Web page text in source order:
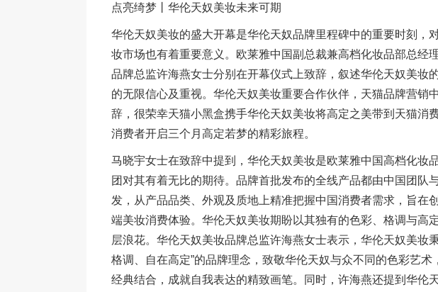
点亮绮梦丨华伦天奴美妆未来可期
华伦天奴美妆的盛大开幕是华伦天奴品牌里程碑中的重要时刻，
妆市场也有着重要意义。欧莱雅中国副总裁兼高档化妆品部总经
品牌总监许海燕女士分别在开幕仪式上致辞，叙述华伦天奴美妆
的无限信心及重视。华伦天奴美妆重要合作伙伴，天猫品牌营销
辞，很荣幸天猫小黑盒携手华伦天奴美妆将高定之美带到天猫消
消费者开启三个月高定若梦的精彩旅程。
马晓宇女士在致辞中提到，华伦天奴美妆是欧莱雅中国高档化妆
团对其有着无比的期待。品牌首批发布的全线产品都由中国团队
发，从产品品类、外观及质地上精准把握中国消费者需求，旨在
端美妆消费体验。华伦天奴美妆期盼以其独有的色彩、格调与高
层浪花。华伦天奴美妆品牌总监许海燕女士表示，华伦天奴美妆
格调、自在高定”的品牌理念，致敬华伦天奴与众不同的色彩艺术
经典结合，成就自我表达的精致画笔。同时，许海燕还提到华伦